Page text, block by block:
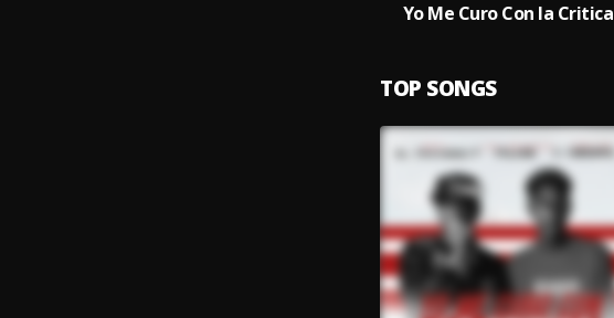
Yo Me Curo Con la Critica
TOP SONGS